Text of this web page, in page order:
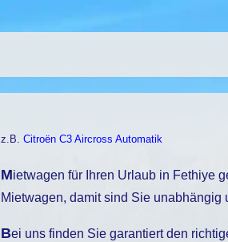
z.B. Citroën C3 Aircross Automatik
Mietwagen für Ihren Urlaub in Fethiye gesucht? Buchen Sie bei uns einen
Mietwagen, damit sind Sie unabhängig
Bei uns finden Sie garantiert den richtigen Mietwagen, unser Fuhrpark bietet